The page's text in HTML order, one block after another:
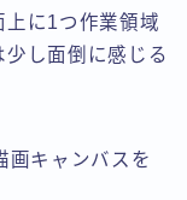
に1つ作業領域
し面倒に感じる
画キャンバスを